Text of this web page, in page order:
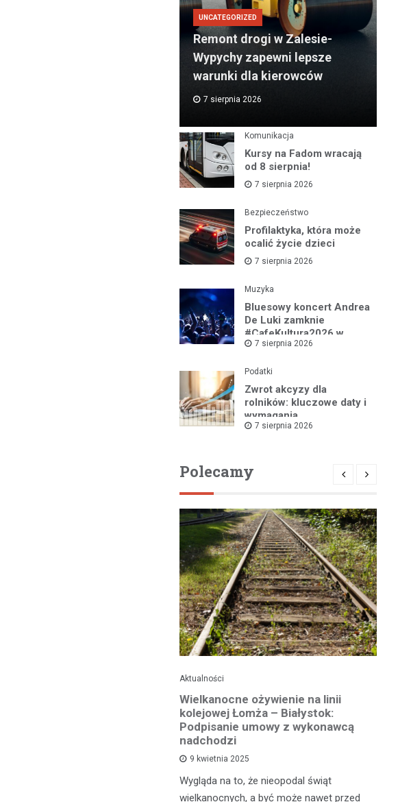
UNCATEGORIZED
Remont drogi w Zalesie-
Wypychy zapewni lepsze
warunki dla kierowców
7 sierpnia 2026
Komunikacja
Kursy na Fadom wracają
od 8 sierpnia!
7 sierpnia 2026
Bezpieczeństwo
Profilaktyka, która może
ocalić życie dzieci
7 sierpnia 2026
Muzyka
Bluesowy koncert Andrea
De Luki zamknie
#CafeKultura2026 w
Łomży
7 sierpnia 2026
Podatki
Zwrot akcyzy dla
rolników: kluczowe daty i
wymagania
dokumentacyjne
7 sierpnia 2026
Polecamy
Aktualności
Wielkanocne ożywienie na linii
kolejowej Łomża – Białystok:
Podpisanie umowy z wykonawcą
nadchodzi
9 kwietnia 2025
Wygląda na to, że nieopodal świąt
wielkanocnych, a być może nawet przed